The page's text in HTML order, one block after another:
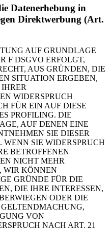
Datenerhebung in
Direktwerbung (Art.
AUF GRUNDLAGE
F DSGVO ERFOLGT,
AUS GRÜNDEN, DIE
SITUATION ERGEBEN,
WIDERSPRUCH
FÜR EIN AUF DIESE
PROFILING. DIE
AUF DENEN EINE
SIE DIESER
SIE WIDERSPRUCH
BETROFFENEN
NICHT MEHR
WIR KÖNNEN
GRÜNDE FÜR DIE
DIE IHRE INTERESSEN,
ODER DIE
VON
NACH ART. 21